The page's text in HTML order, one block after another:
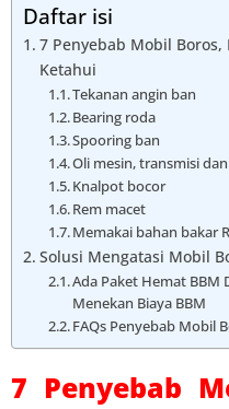
Daftar isi
7 Penyebab Mobil Boros,
Ketahui
Tekanan angin ban
Bearing roda
Spooring ban
Oli mesin, transmisi
Knalpot bocor
Rem macet
Memakai bahan bakar
Solusi Mengatasi Mobil
Ada Paket Hemat BBM
Menekan Biaya BBM
FAQs Penyebab Mobil
7 Penyebab